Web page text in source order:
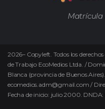
Matrícula
2026– Copyleft. Todos los
de Trabajo EcoMedios Ltda. /
Blanca (provincia de Buenos
ecomedios.adm@gmail.com /
Fecha de inicio: julio 2000.